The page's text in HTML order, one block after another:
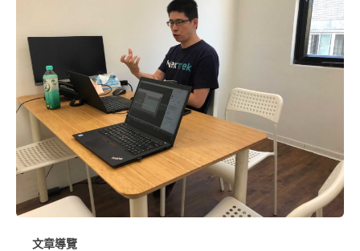
文章導覽